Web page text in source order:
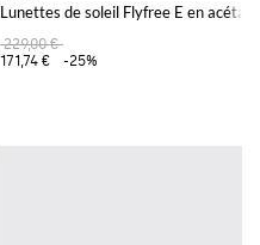
Lunettes de soleil Flyfree E en acétate
229,00 €
171,74 €
-25%